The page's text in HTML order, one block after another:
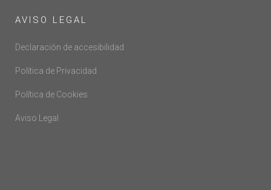
AVISO LEGAL
Declaración de accesibilidad
Política de Privacidad
Política de Cookies
Aviso Legal